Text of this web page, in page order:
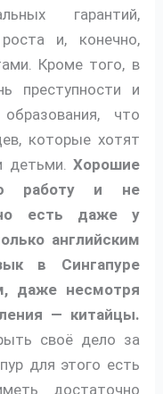
гарантий,
и, конечно,
Кроме того, в
преступности и
что
которые хотят
детьми. Хорошие
работу и не
есть даже у
английским
в Сингапуре
даже несмотря
— китайцы.
своё дело за
для этого есть
достаточно